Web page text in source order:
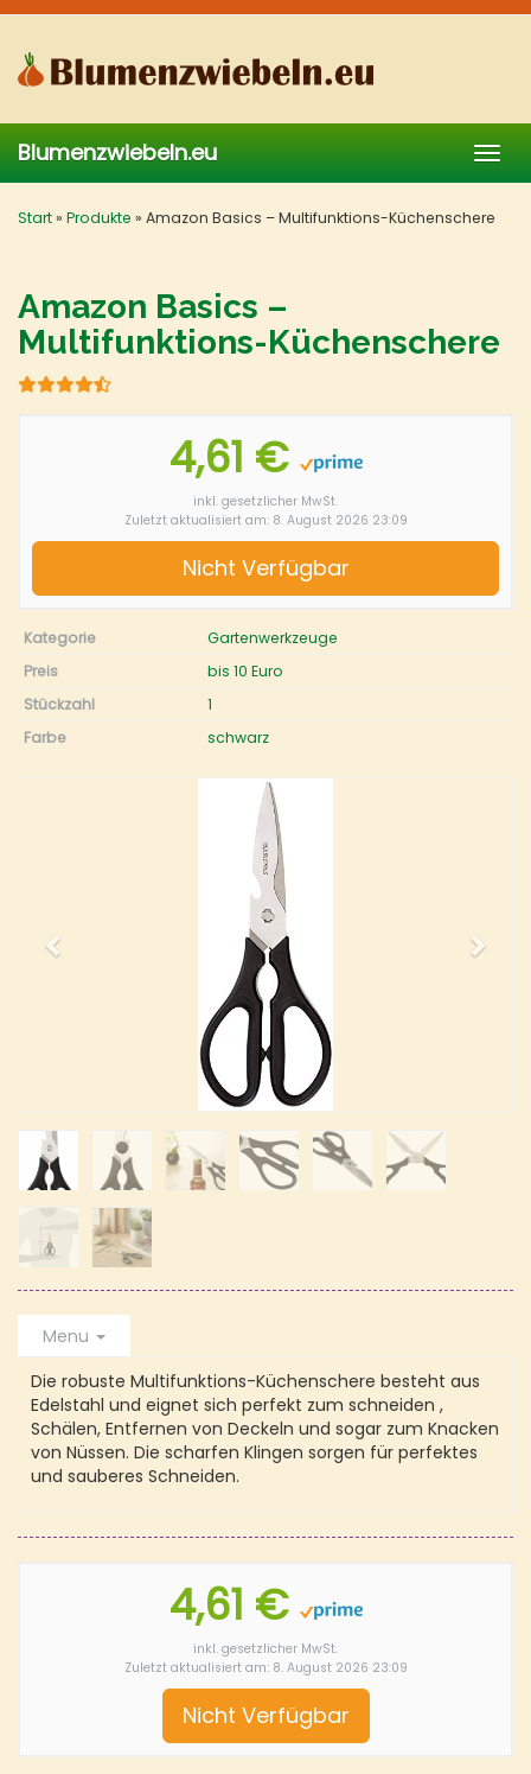
Skip
main
content
Blumenzwiebeln.eu
Start» Produkte » Amazon Basics – Multifunktions-Küchenschere
Amazon Basics –
Multifunktions-Küchenschere
4,61 €
inkl. gesetzlicher MwSt.
Zuletzt aktualisiert am: 8. August 2026 23:09
Nicht Verfügbar
Kategorie
Gartenwerkzeuge
Preis
bis 10 Euro
Stückzahl
1
Farbe
schwarz
Menu
Die robuste Multifunktions-Küchenschere besteht aus
Edelstahl und eignet sich perfekt zum schneiden ,
Schälen, Entfernen von Deckeln und sogar zum Knacken
von Nüssen. Die scharfen Klingen sorgen für perfektes
und sauberes Schneiden.
4,61 €
inkl. gesetzlicher MwSt.
Zuletzt aktualisiert am: 8. August 2026 23:09
Nicht Verfügbar